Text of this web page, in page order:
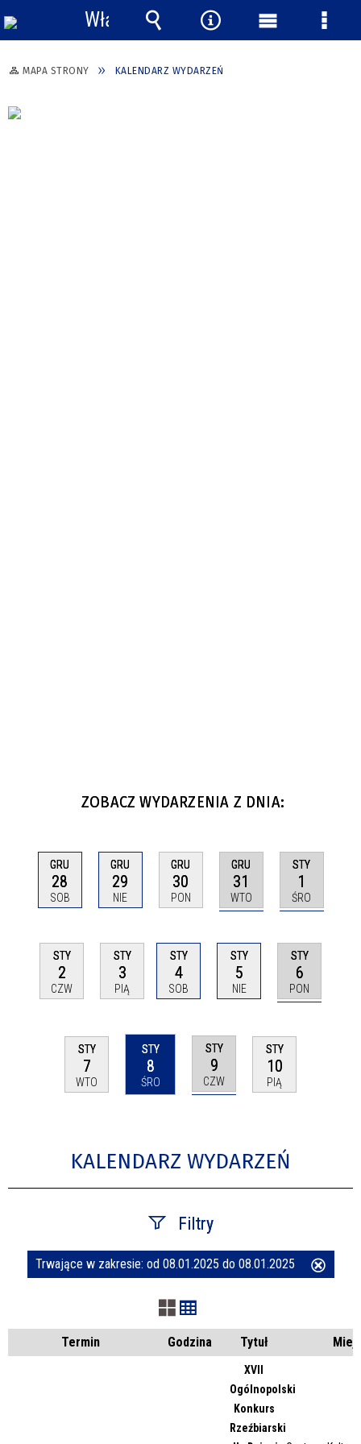
MAPA STRONY KALENDARZ WYDARZEŃ
ZOBACZ WYDARZENIA Z DNIA:
GRU
28
SOB
GRU
29
NIE
GRU
30
PON
GRU
31
WTO
STY
1
ŚRO
STY
2
CZW
STY
3
PIĄ
STY
4
SOB
STY
5
NIE
STY
6
PON
STY
7
WTO
STY
8
ŚRO
STY
9
CZW
STY
10
PIĄ
KALENDARZ WYDARZEŃ
Filtry
Szukana fraza
Kategoria
Trwające w zakresie: od 08.01.2025 do 08.01.2025
Termin Godzina Tytuł
XVII
Ogólnopolski
Konkurs
Rzeźbiarski
Włącz
powiadomienia
Wyszukiwarka
Narzędzia
Menu Menu